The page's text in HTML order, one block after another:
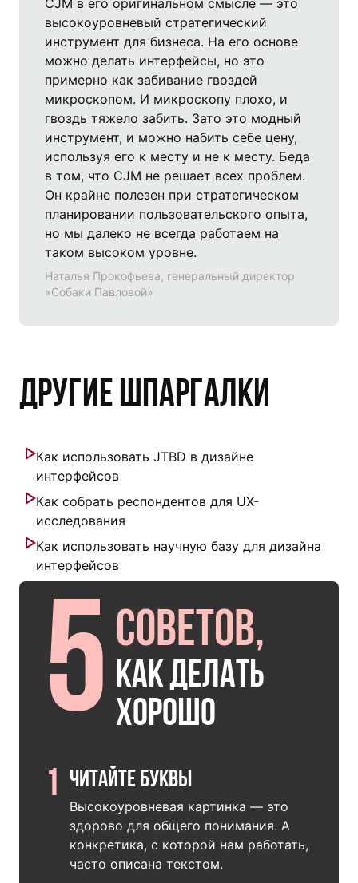
высокоуровневый стратегический
инструмент для бизнеса. На его основе
можно делать интерфейсы, но это
примерно как забивание гвоздей
микроскопом. И микроскопу плохо, и
гвоздь тяжело забить. Зато это модный
инструмент, и можно набить себе цену,
используя его к месту и не к месту. Беда
в том, что CJM не решает всех проблем.
Он крайне полезен при стратегическом
планировании пользовательского опыта,
но мы далеко не всегда работаем на
таком высоком уровне.
Наталья Прокофьева, генеральный директор
«Собаки Павловой»
Другие шпаргалки
Как использовать JTBD в дизайне
интерфейсов
Как собрать респондентов для UX-
исследования
Как использовать научную базу для дизайна
интерфейсов
5 советов,
как делать
хорошо
1 Читайте буквы
Высокоуровневая картинка — это
здорово для общего понимания. А
конкретика, с которой нам работать,
часто описана текстом.